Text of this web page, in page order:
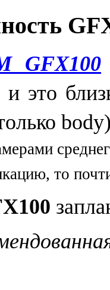
GFX100
и это
то